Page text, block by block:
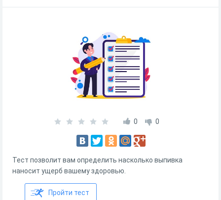
0 0
Тест позволит вам определить насколько выпивка
наносит ущерб вашему здоровью.
Пройти тест